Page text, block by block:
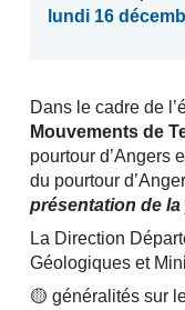
lundi 16
Dans le cadre de
Mouvements de
pourtour d’Angers
du pourtour
présentation de la
La Direction
Géologiques et
🟡 généralités sur